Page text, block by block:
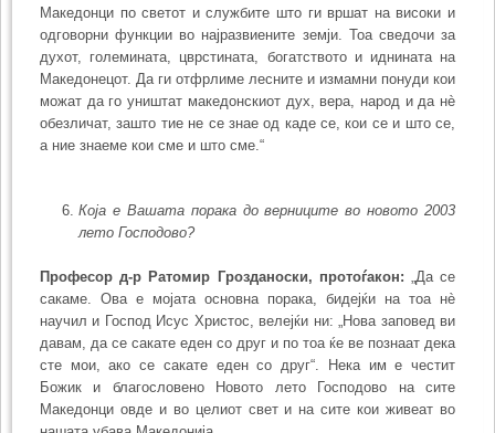
Македонци по светот и службите што ги вршат на високи и
одговорни функции во најразвиените земји. Тоа сведочи за
духот, големината, цврстината, богатството и иднината на
Македонецот. Да ги отфрлиме лесните и измамни понуди кои
можат да го уништат македонскиот дух, вера, народ и да нè
обезличат, зашто тие не се знае од каде се, кои се и што се,
а ние знаеме кои сме и што сме.“
Која е Вашата порака до верниците во новото 2003
лето Господово?
Професор д-р Ратомир Грозданоски, протоѓакон:
„Да се
сакаме. Ова е мојата основна порака, бидејќи на тоа нè
научил и Господ Исус Христос, велејќи ни: „Нова заповед ви
давам, да се сакате еден со друг и по тоа ќе ве познаат дека
сте мои, ако се сакате еден со друг“. Нека им е честит
Божик и благословено Новото лето Господово на сите
Македонци овде и во целиот свет и на сите кои живеат во